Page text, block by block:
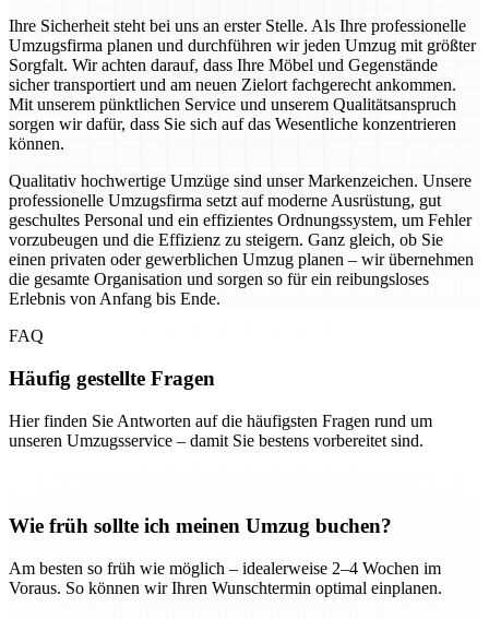
Ihre Sicherheit steht bei uns an erster Stelle. Als Ihre professionelle
Umzugsfirma planen und durchführen wir jeden Umzug mit größter
Sorgfalt. Wir achten darauf, dass Ihre Möbel und Gegenstände
sicher transportiert und am neuen Zielort fachgerecht ankommen.
Mit unserem pünktlichen Service und unserem Qualitätsanspruch
sorgen wir dafür, dass Sie sich auf das Wesentliche konzentrieren
können.
Qualitativ hochwertige Umzüge sind unser Markenzeichen. Unsere
professionelle Umzugsfirma setzt auf moderne Ausrüstung, gut
geschultes Personal und ein effizientes Ordnungssystem, um Fehler
vorzubeugen und die Effizienz zu steigern. Ganz gleich, ob Sie
einen privaten oder gewerblichen Umzug planen – wir übernehmen
die gesamte Organisation und sorgen so für ein reibungsloses
Erlebnis von Anfang bis Ende.
FAQ
Häufig gestellte Fragen
Hier finden Sie Antworten auf die häufigsten Fragen rund um
unseren Umzugsservice – damit Sie bestens vorbereitet sind.
Wie früh sollte ich meinen Umzug buchen?
Am besten so früh wie möglich – idealerweise 2–4 Wochen im
Voraus. So können wir Ihren Wunschtermin optimal einplanen.